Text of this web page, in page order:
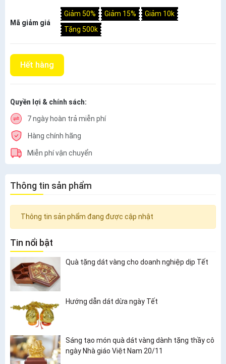
Mã giảm giá
Giảm 50% Giảm 15%
Giảm 10k
Tặng 500k
Hết hàng
Quyền lợi & chính sách:
7 ngày hoàn trả miễn phí
Hàng chính hãng
Miễn phí vận chuyển
Thông tin sản phẩm
Thông tin sản phẩm đang được cập nhật
Tin nổi bật
Quà tặng dát vàng cho doanh nghiệp dịp Tết
Hướng dẫn dát dừa ngày Tết
Sáng tạo món quà dát vàng dành tặng thầy cô
ngày Nhà giáo Việt Nam 20/11